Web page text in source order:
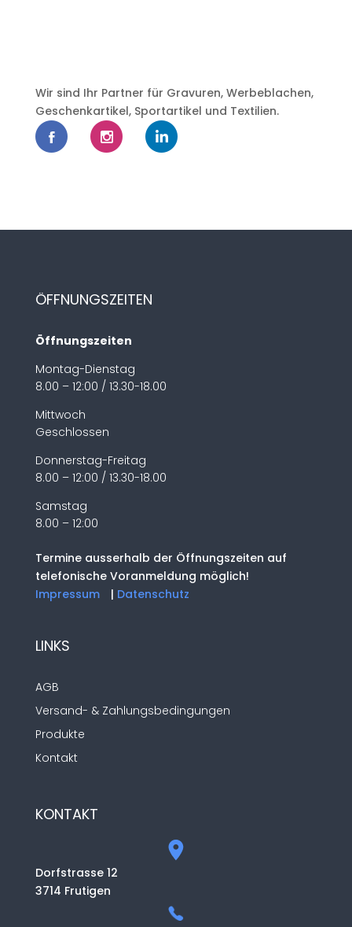
Wir sind Ihr Partner für Gravuren, Werbeblachen,
Geschenkartikel, Sportartikel und Textilien.
ÖFFNUNGSZEITEN
Öffnungszeiten
Montag-Dienstag
8.00 – 12:00 / 13.30-18.00
Mittwoch
Geschlossen
Donnerstag-Freitag
8.00 – 12:00 / 13.30-18.00
Samstag
8.00 – 12:00
Termine ausserhalb der Öffnungszeiten auf
telefonische Voranmeldung möglich!
Impressum
| Datenschutz
LINKS
AGB
Versand- & Zahlungsbedingungen
Produkte
Kontakt
KONTAKT
Dorfstrasse 12
3714 Frutigen